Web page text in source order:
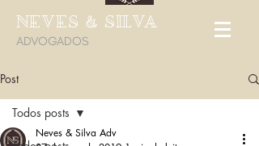
NEVES & SILVA
ADVOGADOS
Post
Todos posts
Neves & Silva Adv